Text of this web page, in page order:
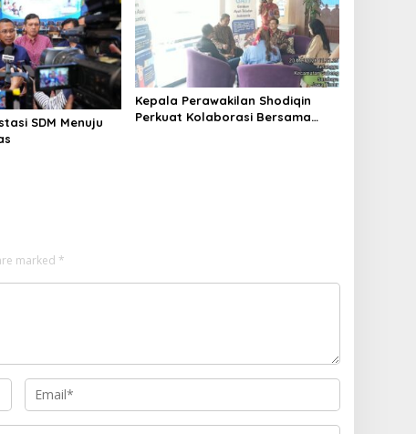
SDM Menuju
Kepala Perawakilan Shodiqin
Perkuat Kolaborasi Bersama
marked *